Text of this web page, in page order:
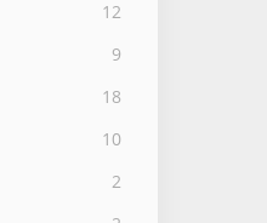
12
9
18
10
2